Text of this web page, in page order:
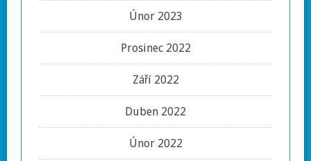
Únor 2023
Prosinec 2022
Září 2022
Duben 2022
Únor 2022